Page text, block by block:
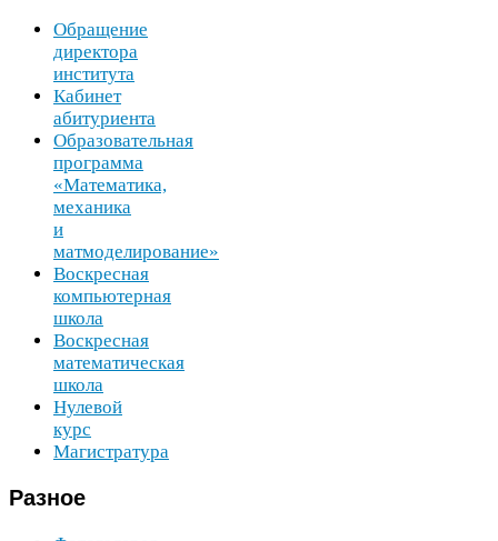
Обращение
директора
института
Кабинет
абитуриента
Образовательная
программа
«Математика,
механика
и
матмоделирование»
Воскресная
компьютерная
школа
Воскресная
математическая
школа
Нулевой
курс
Магистратура
Разное